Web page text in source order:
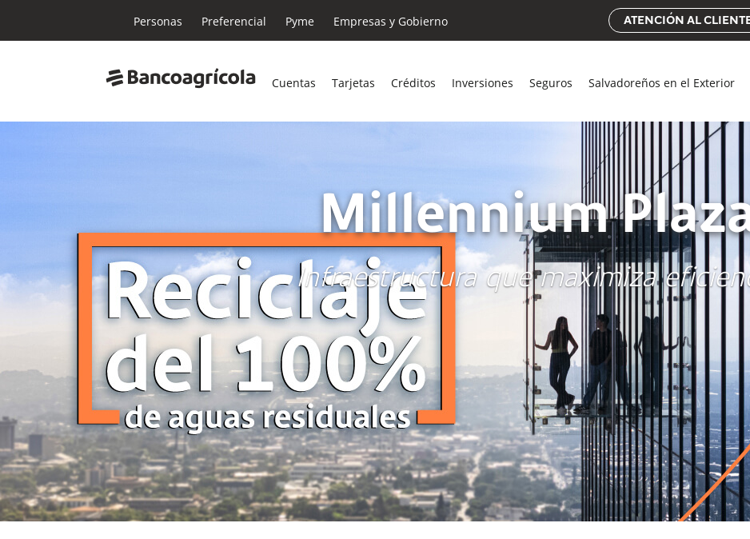
Personas Preferencial Pyme Empresas y Gobierno ATENCIÓN AL
Cuentas Tarjetas Créditos Inversiones Seguros Salvadoreños en el Exterior
Millennium
Infraestructura que maximiza